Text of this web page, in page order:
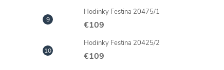
Hodinky Festina 20475/1
€109
Hodinky Festina 20425/2
€109